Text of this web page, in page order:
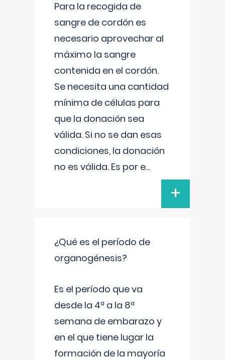
Para la recogida de
sangre de cordón es
necesario aprovechar al
máximo la sangre
contenida en el cordón.
Se necesita una cantidad
mínima de células para
que la donación sea
válida. Si no se dan esas
condiciones, la donación
no es válida. Es por e...
+
¿Qué es el período de
organogénesis?
Es el período que va
desde la 4ª a la 8ª
semana de embarazo y
en el que tiene lugar la
formación de la mayoría